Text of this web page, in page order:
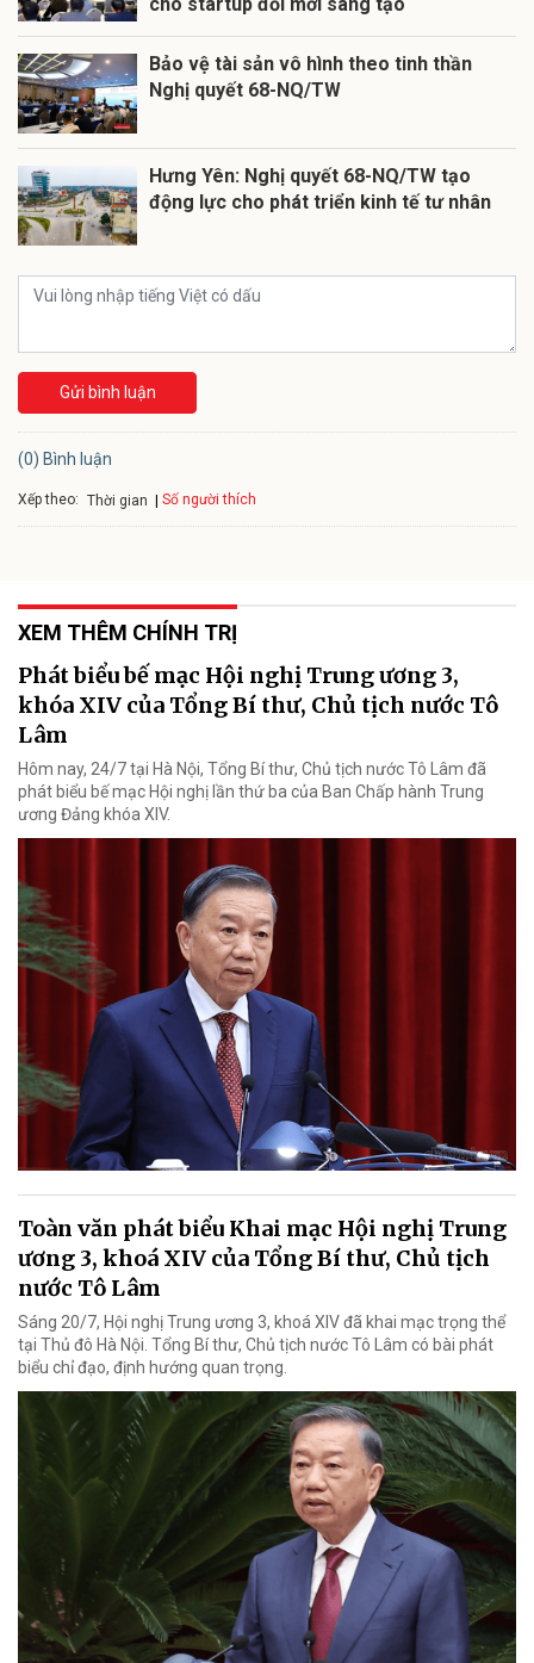
Bảo vệ tài sản vô hình theo tinh thần
Nghị quyết 68-NQ/TW
Hưng Yên: Nghị quyết 68-NQ/TW tạo
động lực cho phát triển kinh tế tư nhân
Gửi bình luận
(0) Bình luận
Xếp theo: Thời gian Số người thích
XEM THÊM CHÍNH TRỊ
Phát biểu bế mạc Hội nghị Trung ương 3,
khóa XIV của Tổng Bí thư, Chủ tịch nước Tô
Lâm
Hôm nay, 24/7 tại Hà Nội, Tổng Bí thư, Chủ tịch nước Tô Lâm đã
phát biểu bế mạc Hội nghị lần thứ ba của Ban Chấp hành Trung
ương Đảng khóa XIV.
Toàn văn phát biểu Khai mạc Hội nghị Trung
ương 3, khoá XIV của Tổng Bí thư, Chủ tịch
nước Tô Lâm
Sáng 20/7, Hội nghị Trung ương 3, khoá XIV đã khai mạc trọng thể
tại Thủ đô Hà Nội. Tổng Bí thư, Chủ tịch nước Tô Lâm có bài phát
biểu chỉ đạo, định hướng quan trọng.